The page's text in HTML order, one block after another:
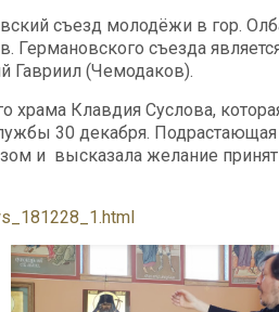
съезд молодёжи в гор.
Германовского съезда
Гавриил (Чемодаков).
храма Клавдия Суслова,
30 декабря.
и высказала желание